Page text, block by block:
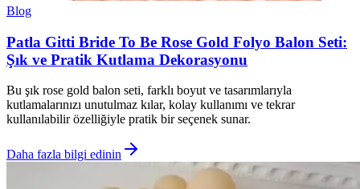
Blog
Patla Gitti Bride To Be Rose Gold Folyo Balon Seti:
Şık ve Pratik Kutlama Dekorasyonu
Bu şık rose gold balon seti, farklı boyut ve tasarımlarıyla
kutlamalarınızı unutulmaz kılar, kolay kullanımı ve tekrar
kullanılabilir özelliğiyle pratik bir seçenek sunar.
Daha fazla bilgi edinin